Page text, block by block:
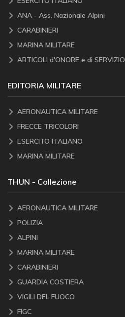
ANA - Ass. Nazionale Alpini
CARABINIERI
MARINA MILITARE
ARTICOLI d'ONORE e di SERVIZIO
EDITORIA MILITARE
AERONAUTICA MILITARE
FRECCE TRICOLORI
ESERCITO ITALIANO
MARINA MILITARE
THUN - Collezione
AERONAUTICA MILITARE
POLIZIA
ALPINI
MARINA MILITARE
CARABINIERI
GUARDIA COSTIERA
VIGILI DEL FUOCO
FIGC